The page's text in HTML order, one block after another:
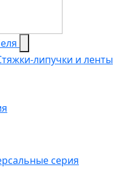
липучки и ленты
серия